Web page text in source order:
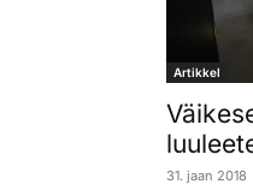
Artikkel
31. jaan 2018